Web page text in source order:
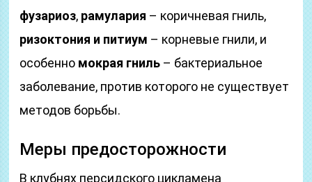
фузариоз, рамулария – коричневая гниль,
ризоктония и питиум – корневые гнили, и
особенно мокрая гниль – бактериальное
заболевание, против которого не существует
методов борьбы.
Меры предосторожности
В клубнях персидского цикламена